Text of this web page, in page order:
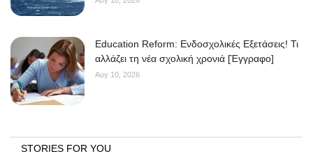
Education Reform: Ενδοσχολικές Εξετάσεις! Τι
αλλάζει τη νέα σχολική χρονιά [Έγγραφο]
Αυγ 10, 2026
STORIES FOR YOU